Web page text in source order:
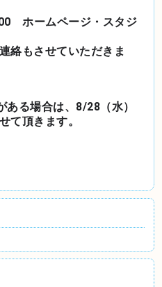
ホームページ・スタジ
絡もさせていただきま
る場合は、8/28（水）
て頂きます。